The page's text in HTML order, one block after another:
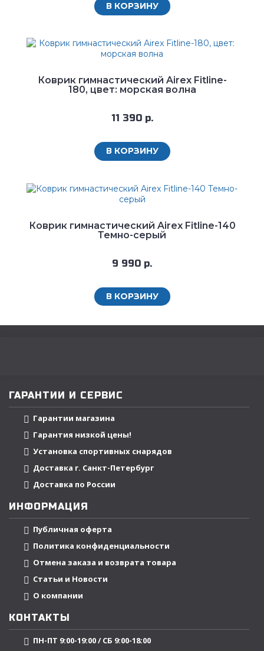
В КОРЗИНУ
Коврик гимнастический Airex Fitline-
180, цвет: морская волна
11 390 р.
В КОРЗИНУ
Коврик гимнастический Airex Fitline-140
Темно-серый
9 990 р.
В КОРЗИНУ
ГАРАНТИИ И СЕРВИС
Гарантии магазина
Гарантия низкой цены!
Установка спортивных снарядов
Доставка г. Санкт-Петербург
Доставка по России
ИНФОРМАЦИЯ
Публичная оферта
Политика конфиденциальности
Отмена заказа и возврата товара
Статьи и Новости
О компании
КОНТАКТЫ
ПН-ПТ 9:00-19:00 / СБ 9:00-18:00